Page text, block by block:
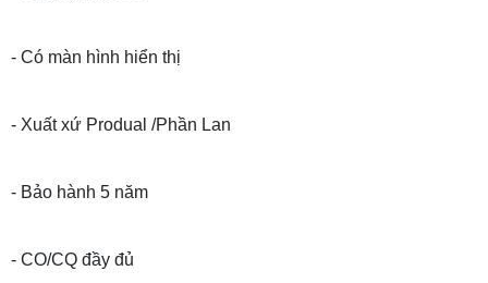
- Có màn hình hiển thị
- Xuất xứ Produal /Phần Lan
- Bảo hành 5 năm
- CO/CQ đầy đủ